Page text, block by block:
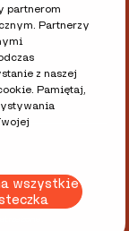
partnerom
Partnerzy
z naszej
Pamiętaj,
wszystkie